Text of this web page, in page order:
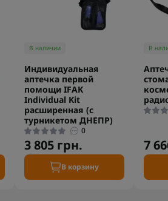
В наличии
Индивидуальная
аптечка первой
помощи IFAK
Individual Kit
расширенная (с
турникетом ДНЕПР)
0
3 805 грн.
В корзину
В
7